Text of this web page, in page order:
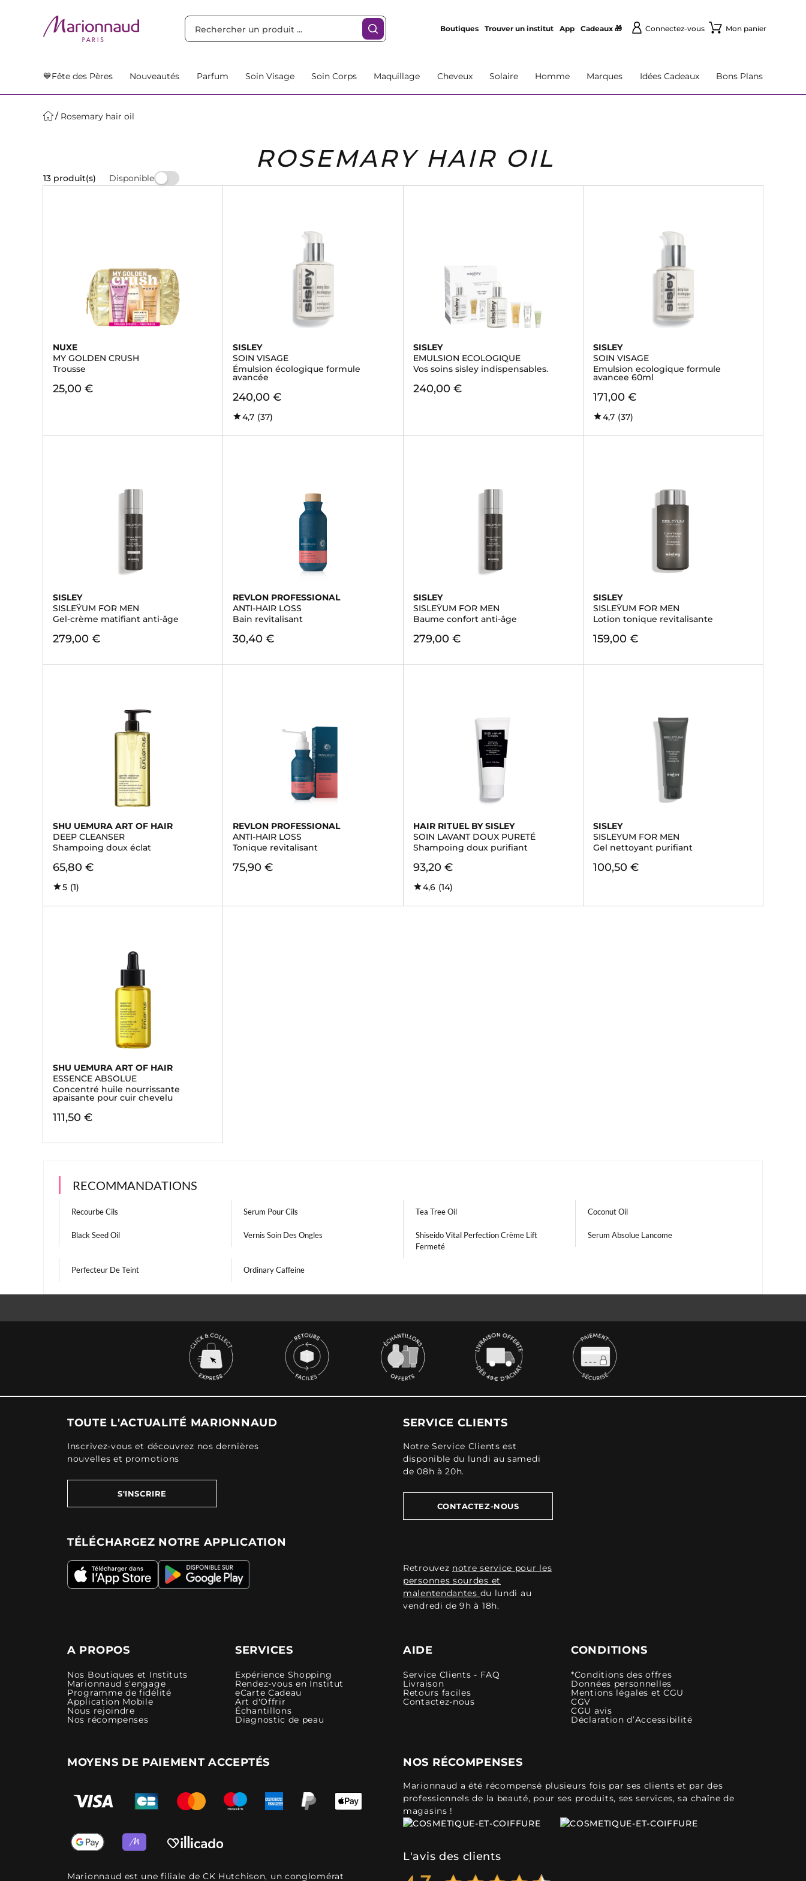
Boutiques Trouver un institut App Cadeaux 🎁 Connectez-vous Mon panier
💙Fête des Pères Nouveautés Parfum Soin Visage Soin Corps Maquillage Cheveux Solaire Homme Marques Idées Cadeaux Bons Plans
Rosemary hair oil
ROSEMARY HAIR OIL
13 produit(s) Disponible
NUXE
MY GOLDEN CRUSH
Trousse
25,00 €
SISLEY
SOIN VISAGE
Émulsion écologique formule
avancée
240,00 €
4,7 (37)
SISLEY
EMULSION ECOLOGIQUE
Vos soins sisley indispensables.
240,00 €
SISLEY
SOIN VISAGE
Emulsion ecologique formule
avancee 60ml
171,00 €
4,7 (37)
SISLEY
SISLEŸUM FOR MEN
Gel-crème matifiant anti-âge
279,00 €
REVLON PROFESSIONAL
ANTI-HAIR LOSS
Bain revitalisant
30,40 €
SISLEY
SISLEŸUM FOR MEN
Baume confort anti-âge
279,00 €
SISLEY
SISLEŸUM FOR MEN
Lotion tonique revitalisante
159,00 €
SHU UEMURA ART OF HAIR
DEEP CLEANSER
Shampoing doux éclat
65,80 €
5 (1)
REVLON PROFESSIONAL
ANTI-HAIR LOSS
Tonique revitalisant
75,90 €
HAIR RITUEL BY SISLEY
SOIN LAVANT DOUX PURETÉ
Shampoing doux purifiant
93,20 €
4,6 (14)
SISLEY
SISLEYUM FOR MEN
Gel nettoyant purifiant
100,50 €
SHU UEMURA ART OF HAIR
ESSENCE ABSOLUE
Concentré huile nourrissante
apaisante pour cuir chevelu
111,50 €
RECOMMANDATIONS
Recourbe Cils Serum Pour Cils Tea Tree Oil Coconut Oil
Black Seed Oil Vernis Soin Des Ongles
Shiseido Vital Perfection Crème Lift
Fermeté
Serum Absolue Lancome
Perfecteur De Teint Ordinary Caffeine
TOUTE L'ACTUALITÉ MARIONNAUD
Inscrivez-vous et découvrez nos dernières
nouvelles et promotions
S'INSCRIRE
TÉLÉCHARGEZ NOTRE APPLICATION
SERVICE CLIENTS
Notre Service Clients est
disponible du lundi au samedi
de 08h à 20h.
CONTACTEZ-NOUS
Retrouvez notre service pour les
personnes sourdes et
malentendantes du lundi au
vendredi de 9h à 18h.
A PROPOS
Nos Boutiques et Instituts
Marionnaud s'engage
Programme de fidélité
Application Mobile
Nous rejoindre
Nos récompenses
SERVICES
Expérience Shopping
Rendez-vous en Institut
eCarte Cadeau
Art d'Offrir
Échantillons
Diagnostic de peau
AIDE
Service Clients - FAQ
Livraison
Retours faciles
Contactez-nous
CONDITIONS
*Conditions des offres
Données personnelles
Mentions légales et CGU
CGV
CGU avis
Déclaration d’Accessibilité
MOYENS DE PAIEMENT ACCEPTÉS
Marionnaud est une filiale de CK Hutchison, un conglomérat
NOS RÉCOMPENSES
Marionnaud a été récompensé plusieurs fois par ses clients et par des
professionnels de la beauté, pour ses produits, ses services, sa chaîne de
magasins !
L'avis des clients